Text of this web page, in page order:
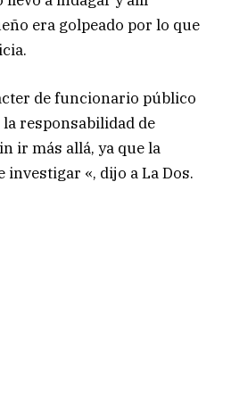
era golpeado por lo que
de funcionario público
responsabilidad de
ir más allá, ya que la
investigar «, dijo a La Dos.